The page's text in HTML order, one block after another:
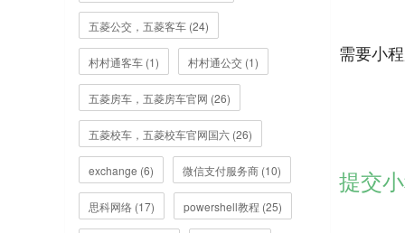
五菱公交，五菱客车 (24)
村村通客车 (1) 村村通公交 (1)
五菱房车，五菱房车官网 (26)
五菱校车，五菱校车官网国六 (26)
exchange (6) 微信支付服务商 (10)
思科网络 (17) powershell教程 (25)
需要小
提交